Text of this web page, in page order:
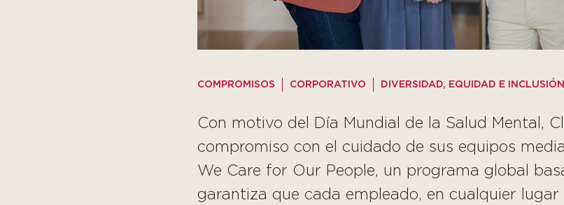
COMPROMISOS CORPORATIVO DIVERSIDAD, EQUIDAD E INCLUSIÓN
Con motivo del Día Mundial de la Salud Mental,
compromiso con el cuidado de sus equipos
We Care for Our People, un programa global
garantiza que cada empleado, en cualquier